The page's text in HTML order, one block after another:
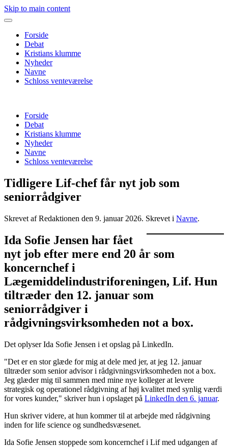
Skip to main content
Forside
Debat
Kristians klumme
Nyheder
Navne
Schloss venteværelse
Forside
Debat
Kristians klumme
Nyheder
Navne
Schloss venteværelse
Tidligere Lif-chef får nyt job som
seniorrådgiver
Skrevet af Redaktionen den 9. januar 2026. Skrevet i Navne.
Ida Sofie Jensen har fået
nyt job efter mere end 20 år som
koncernchef i
Lægemiddelindustriforeningen, Lif. Hun
tiltræder den 12. januar som
seniorrådgiver i
rådgivningsvirksomheden not a box.
Det oplyser Ida Sofie Jensen i et opslag på LinkedIn.
"Det er en stor glæde for mig at dele med jer, at jeg 12. januar
tiltræder som senior advisor i rådgivningsvirksomheden not a box.
Jeg glæder mig til sammen med mine nye kolleger at levere
strategisk og operationel rådgivning af høj kvalitet med synlig værdi
for vores kunder," skriver hun i opslaget på LinkedIn den 6. januar.
Hun skriver videre, at hun kommer til at arbejde med rådgivning
inden for life science og sundhedsvæsenet.
Ida Sofie Jensen stoppede som koncernchef i Lif med udgangen af